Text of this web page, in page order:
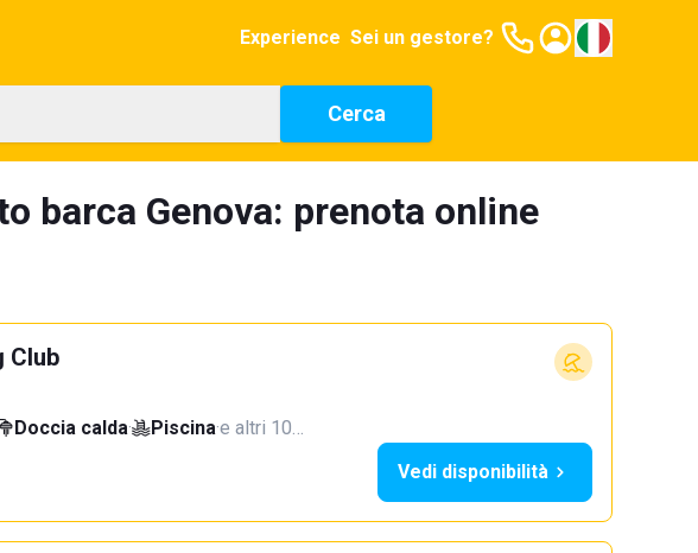
Experience Sei un gestore?
Cerca
barca Genova: prenota online
Club
Doccia calda· Piscina·e altri 10…
Vedi disponibilità